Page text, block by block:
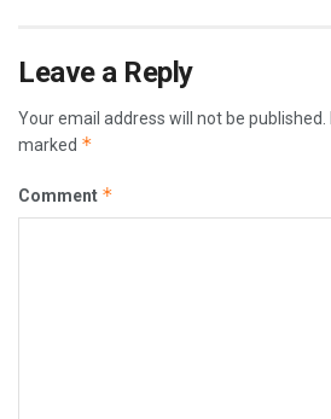
Leave a Reply
Your email address will not be published.
marked *
Comment *